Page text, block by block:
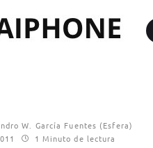
W. García Fuentes (Esfera)
1 Minuto de lectura